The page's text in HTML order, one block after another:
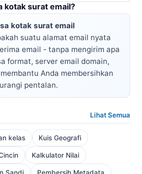
kotak surat email?
kotak surat email
suatu alamat email nyata
email - tanpa mengirim apa
format, server email domain,
Anda membersihkan
pentalan.
Lihat Semua
kelas Kuis Geografi
Kalkulator Nilai
Sandi Pembersih Metadata